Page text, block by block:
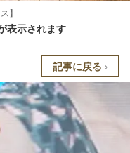
】
表示されます
記事に戻る